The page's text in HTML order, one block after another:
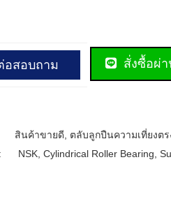
อสอบถาม สั่งซื้อผ่
สินค้าขายดี
ตลับลูกปืนความเที่ยงตร
NSK Cylindrical Roller Bearing